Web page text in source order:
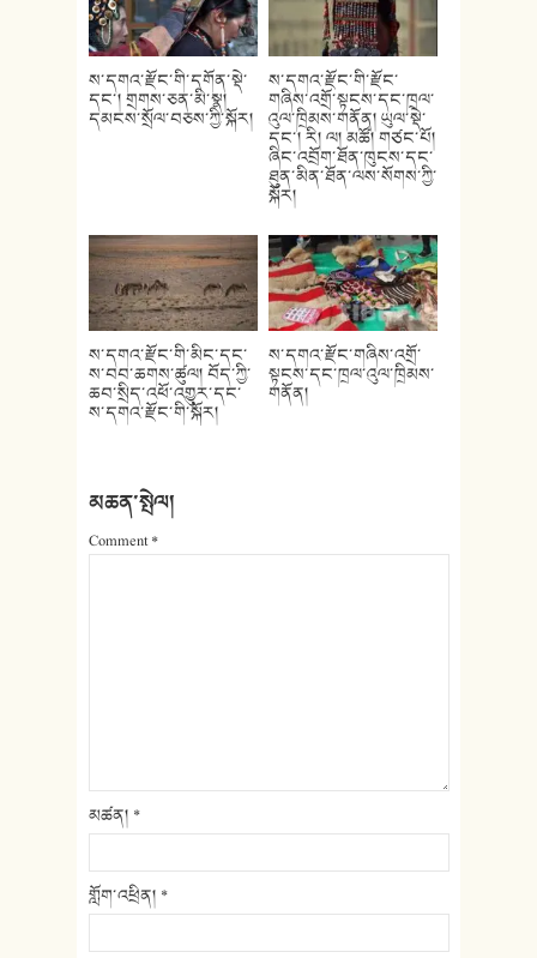
ས་དགའ་རྫོང་གི་དགོན་སྡེ་
དང་། གྲགས་ཅན་མི་སྣ།
དམངས་སྲོལ་བཅས་ཀྱི་སྐོར།
ས་དགའ་རྫོང་གི་རྫོང་
གཞིས་འགྲོ་སྟངས་དང་ཁྲལ་
འུལ་ཁྲིམས་གནོན། ཡུལ་སྡེ་
དང་། རི། ལ། མཚོ། གཙང་པོ།
ཞིང་འབྲོག་ཐོན་ཁུངས་དང་
ཐུན་མིན་ཐོན་ལས་སོགས་ཀྱི་
སྐོར།
ས་དགའ་རྫོང་གི་མིང་དང་
ས་བབ་ཆགས་ཚུལ། བོད་ཀྱི་
ཆབ་སྲིད་འཕོ་འགྱུར་དང་
ས་དགའ་རྫོང་གི་སྐོར།
ས་དགའ་རྫོང་གཞིས་འགྲོ་
སྟངས་དང་ཁྲལ་འུལ་ཁྲིམས་
གནོན།
མཆན་སྤེལ།
Comment*
མཚན། *
གློག་འཕྲིན། *